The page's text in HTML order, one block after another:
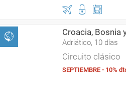
Croacia, Bosnia
Adriático, 10 días
Circuito clásico
SEPTIEMBRE - 10%